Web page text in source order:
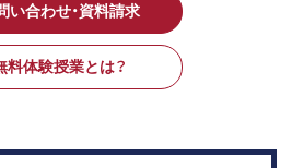
い合わせ・資料請求
料体験授業とは？